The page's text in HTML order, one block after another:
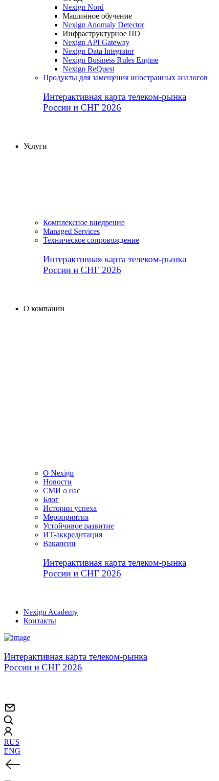
Nexign Nord
Машинное обучение
Nexign Anomaly Detector
Инфраструктурное ПО
Nexign API Gateway
Nexign Data Integrator
Nexign Business Rules Engine
Nexign ReQuest
Продукты для замещения иностранных аналогов
Интерактивная карта телеком-рынка
России и СНГ 2026
Услуги
Комплексное внедрение
Managed Services
Техническое сопровождение
Интерактивная карта телеком-рынка
России и СНГ 2026
О компании
О Nexign
Новости
СМИ о нас
Блог
Истории успеха
Мероприятия
Устойчивое развитие
ИТ-аккредитация
Вакансии
Интерактивная карта телеком-рынка
России и СНГ 2026
Nexign Academy
Контакты
Интерактивная карта телеком-рынка
России и СНГ 2026
RUS
ENG